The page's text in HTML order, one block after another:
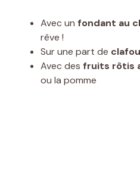
Avec un fondant au
rêve !
Sur une part de
Avec des fruits rôtis
ou la pomme